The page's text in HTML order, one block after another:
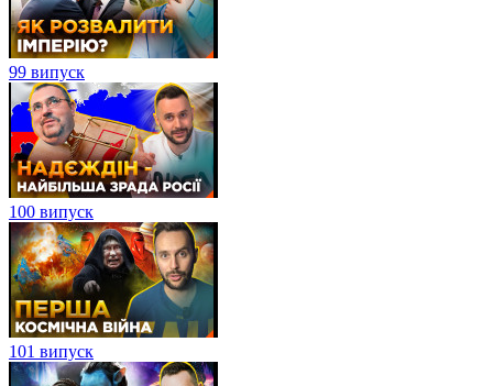
99 випуск
100 випуск
101 випуск